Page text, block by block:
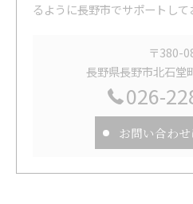
るように長野市でサポートして
〒380-
長野県長野市北石堂
026-
お問い合わ